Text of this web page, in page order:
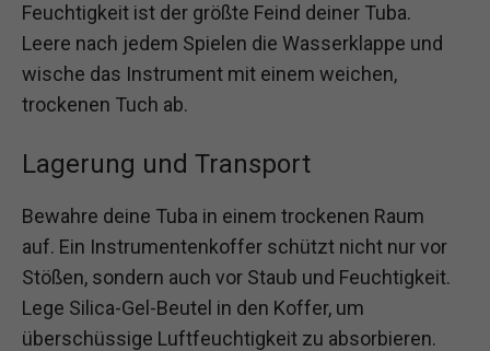
Feuchtigkeit ist der größte Feind deiner Tuba.
Leere nach jedem Spielen die Wasserklappe und
wische das Instrument mit einem weichen,
trockenen Tuch ab.
Lagerung und Transport
Bewahre deine Tuba in einem trockenen Raum
auf. Ein Instrumentenkoffer schützt nicht nur vor
Stößen, sondern auch vor Staub und Feuchtigkeit.
Lege Silica-Gel-Beutel in den Koffer, um
überschüssige Luftfeuchtigkeit zu absorbieren.